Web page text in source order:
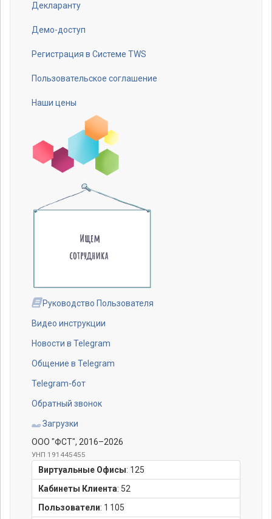
Footer
menu
Декларанту
Демо-доступ
Регистрация в Системе TWS
Пользовательское соглашение
Наши цены
Руководство Пользователя
Видео инструкции
Новости в Telegram
Общение в Telegram
Telegram-бот
Обратный звонок
Загрузки
ООО "ФСТ", 2016–2026
УНП 191445455
Виртуальные Офисы: 125
Кабинеты Клиента: 52
Пользователи: 1 105